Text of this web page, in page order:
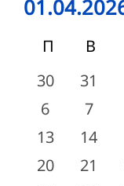
date.
Календар
на
Събития
П В
0
събития
30
0
31
0
събития
6
0
7
0
събития
13
0
14
0
20
0
21